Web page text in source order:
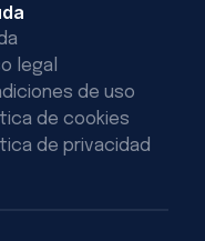
legal
de uso
de cookies
de privacidad